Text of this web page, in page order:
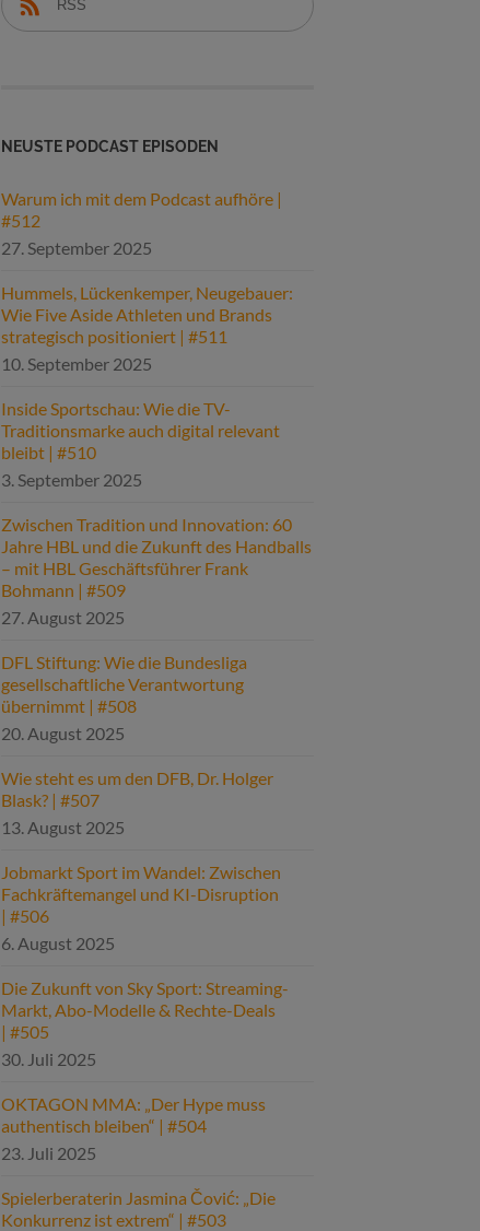
RSS
NEUSTE PODCAST EPISODEN
Warum ich mit dem Podcast aufhöre |
#512
27. September 2025
Hummels, Lückenkemper, Neugebauer:
Wie Five Aside Athleten und Brands
strategisch positioniert | #511
10. September 2025
Inside Sportschau: Wie die TV-
Traditionsmarke auch digital relevant
bleibt | #510
3. September 2025
Zwischen Tradition und Innovation: 60
Jahre HBL und die Zukunft des Handballs
– mit HBL Geschäftsführer Frank
Bohmann | #509
27. August 2025
DFL Stiftung: Wie die Bundesliga
gesellschaftliche Verantwortung
übernimmt | #508
20. August 2025
Wie steht es um den DFB, Dr. Holger
Blask? | #507
13. August 2025
Jobmarkt Sport im Wandel: Zwischen
Fachkräftemangel und KI-Disruption
| #506
6. August 2025
Die Zukunft von Sky Sport: Streaming-
Markt, Abo-Modelle & Rechte-Deals
| #505
30. Juli 2025
OKTAGON MMA: „Der Hype muss
authentisch bleiben“ | #504
23. Juli 2025
Spielerberaterin Jasmina Čović: „Die
Konkurrenz ist extrem“ | #503